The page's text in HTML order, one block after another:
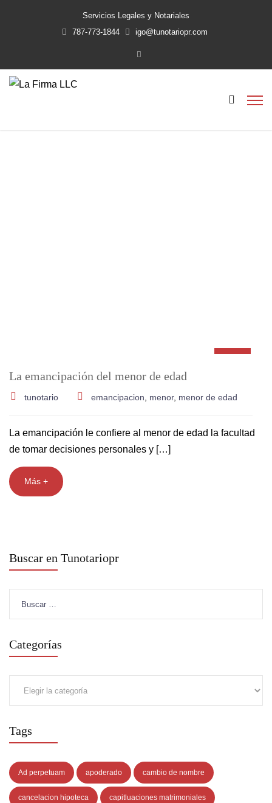
Servicios Legales y Notariales
787-773-1844
igo@tunotariopr.com
La emancipación del menor de edad
tunotario emancipacion menor, menor de edad
La emancipación le confiere al menor de edad la facultad
de tomar decisiones personales y […]
Más +
Buscar en Tunotariopr
Categorías
Tags
Ad perpetuam apoderado cambio de nombre
cancelacion hipoteca capitluaciones matrimoniales